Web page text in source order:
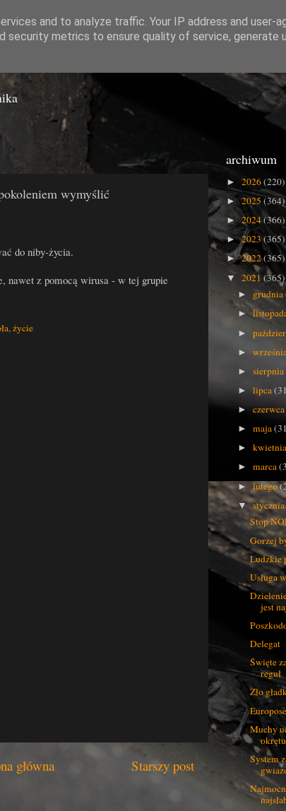
wymyślić
do niby-życia.
nawet z pomocą wirusa - w tej grupie
, życie
Starszy post
główna
archiwum
► 2026(220)
►2025(364)
► 2024(366)
►2023(365)
►2022(365)
▼ 2021(365)
► grudnia
►
►
►
►sierpnia
►lipca
►
►maja
►
►marca
►lutego
▼
Stop
Gorzej
Ludzkie
Usługa
jest
Delegat
Święte
reguł
Zło
Muchy
System
and to analyze traffic. Your IP address and user-
security metrics to ensure quality of service, generate